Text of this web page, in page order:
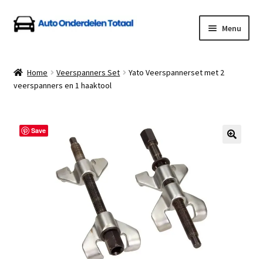
Ga
door
navigatie
Ga
naar
inhoud
Menu
Algemene Voorwaarden
Betalen en Verzenden
Home Veerspanners Set
Yato Veerspannerset met 2
veerspanners en 1 haaktool
Save